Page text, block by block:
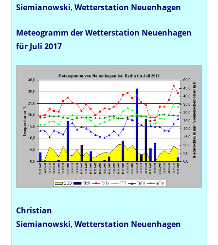
Siemianowski,Wetterstation Neuenhagen
Meteogramm der Wetterstation Neuenhagen
für Juli 2017
Christian
Siemianowski,Wetterstation Neuenhagen